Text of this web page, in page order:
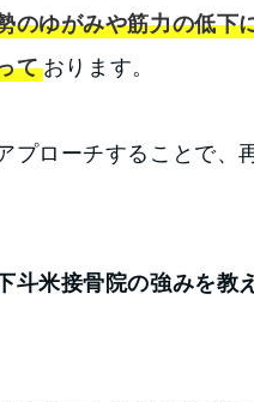
のゆがみや筋力の低下
ております。
プローチすることで、
米接骨院の強みを教